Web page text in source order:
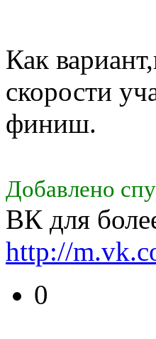
Как
скорости
финиш.
Добавлено
ВК для
http://
0